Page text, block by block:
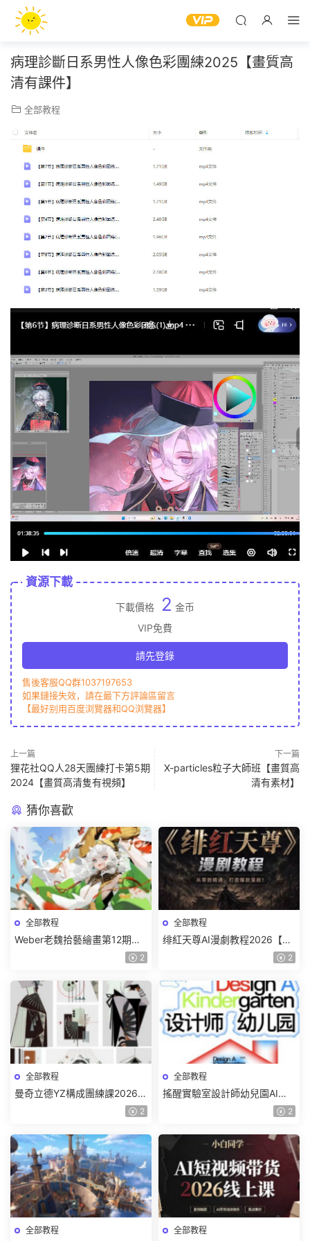
病理診斷日系男性人像色彩團練2025【畫質高
清有課件】
全部教程
資源下載
下載價格 2 金币
VIP免費
請先登錄
售後客服QQ群1037197653
如果鏈接失效，請在最下方評論區留言
【最好别用百度浏覽器和QQ浏覽器】
上一篇
狸花社QQ人28天團練打卡第5期
2024【畫質高清隻有視頻】
下一篇
X-particles粒子大師班【畫質高
清有素材】
猜你喜歡
全部教程
Weber老魏拾藝繪畫第12期角
色特訓班【畫質不錯隻有視
2
全部教程
绯紅天尊AI漫劇教程2026【畫
2
全部教程
曼奇立德YZ構成團練課2026年
8月已結課【畫質高清有課件】
2
全部教程
搖醒實驗室設計師幼兒園AI軟
件基礎課2025【畫質不錯有素
2
全部教程 全部教程